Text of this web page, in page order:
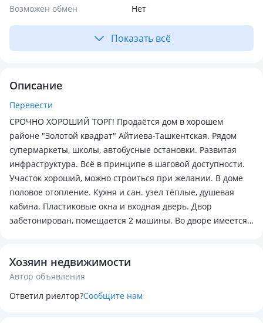
Возможен обмен
Нет
Показать всё
Описание
Перевести
СРОЧНО ХОРОШИЙ ТОРГ! Продаётся дом в хорошем
районе "Золотой квадрат" Айтиева-Ташкентская. Рядом
супермаркеты, школы, автобусные остановки. Развитая
инфраструктура. Всё в принципе в шаговой доступности.
Участок хороший, можно строиться при желании. В доме
половое отопление. Кухня и сан. узел тёплые, душевая
кабина. Пластиковые окна и входная дверь. Двор
забетонирован, помещается 2 машины. Во дворе имеется
евро забором, возле дома имеются 2 парковачных места
одно из них покрытие бетон.
Хозяин недвижимости
Автор объявления
Ответил риелтор?Сообщите нам